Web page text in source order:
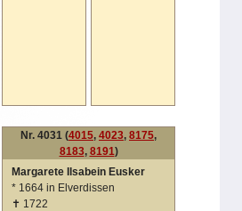
Nr. 4031 (4015, 4023, 8175,
8183, 8191)
Margarete Ilsabein Eusker
* 1664 in Elverdissen
✝ 1722